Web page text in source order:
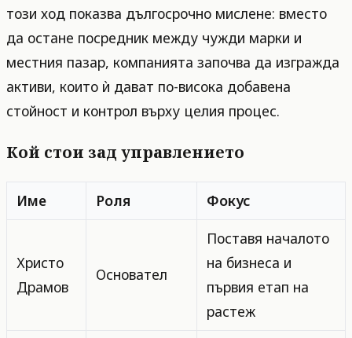
този ход показва дългосрочно мислене: вместо
да остане посредник между чужди марки и
местния пазар, компанията започва да изгражда
активи, които ѝ дават по-висока добавена
стойност и контрол върху целия процес.
Кой стои зад управлението
Име Роля Фокус
Христо
Драмов
Основател
Поставя началото
на бизнеса и
първия етап на
растеж